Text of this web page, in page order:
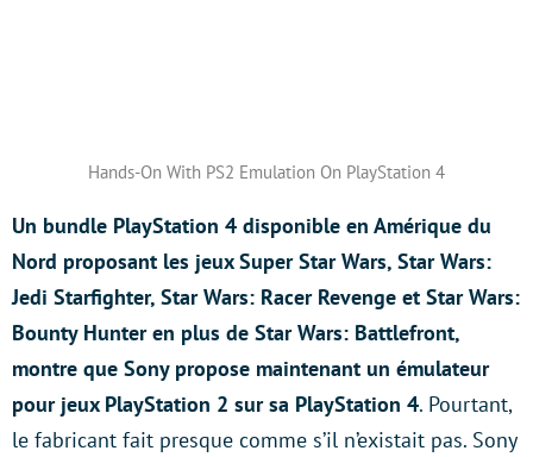
Hands-On With PS2 Emulation On PlayStation 4
Un bundle PlayStation 4 disponible en Amérique du
Nord proposant les jeux Super Star Wars, Star Wars:
Jedi Starfighter, Star Wars: Racer Revenge et Star Wars:
Bounty Hunter en plus de Star Wars: Battlefront,
montre que Sony propose maintenant un émulateur
pour jeux PlayStation 2 sur sa PlayStation 4. Pourtant,
le fabricant fait presque comme s’il n’existait pas. Sony